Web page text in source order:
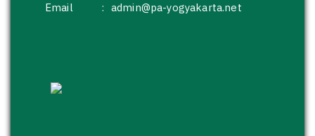
Email
: admin@pa-yogyakarta.net